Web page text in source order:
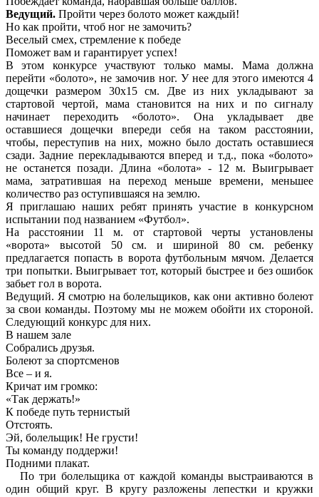
Ведущий. Пройти через болото может каждый!
Но как пройти, чтоб ног не замочить?
Веселый смех, стремление к победе
Поможет вам и гарантирует успех!
В этом конкурсе участвуют только мамы. Мама должна
перейти «болото», не замочив ног. У нее для этого имеются 4
дощечки размером 30х15 см. Две из них укладывают за
стартовой чертой, мама становится на них и по сигналу
начинает переходить «болото». Она укладывает две
оставшиеся дощечки впереди себя на таком расстоянии,
чтобы, переступив на них, можно было достать оставшиеся
сзади. Задние перекладываются вперед и т.д., пока «болото»
не останется позади. Длина «болота» - 12 м. Выигрывает
мама, затратившая на переход меньше времени, меньшее
количество раз оступившаяся на землю.
Я приглашаю наших ребят принять участие в конкурсном
испытании под названием «Футбол».
На расстоянии 11 м. от стартовой черты установлены
«ворота» высотой 50 см. и шириной 80 см. ребенку
предлагается попасть в ворота футбольным мячом. Делается
три попытки. Выигрывает тот, который быстрее и без ошибок
забьет гол в ворота.
Ведущий. Я смотрю на болельщиков, как они активно болеют
за свои команды. Поэтому мы не можем обойти их стороной.
Следующий конкурс для них.
В нашем зале
Собрались друзья.
Болеют за спортсменов
Все – и я.
Кричат им громко:
«Так держать!»
К победе путь тернистый
Отстоять.
Эй, болельщик! Не грусти!
Ты команду поддержи!
Подними плакат.
По три болельщика от каждой команды выстраиваются в
один общий круг. В кругу разложены лепестки и кружки